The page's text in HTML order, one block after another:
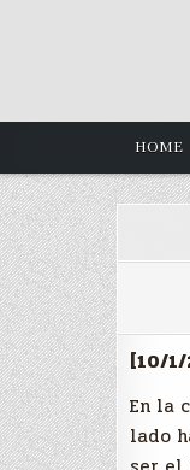
HOME
[10/
En la
lado